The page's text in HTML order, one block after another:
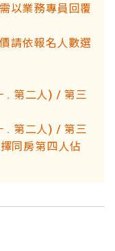
以業務專員回覆
請依報名人數選
. 第二人) / 第三
. 第二人) / 第三
同房第四人佔